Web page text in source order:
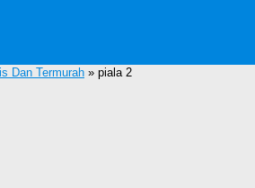
Dan Termurah » piala 2